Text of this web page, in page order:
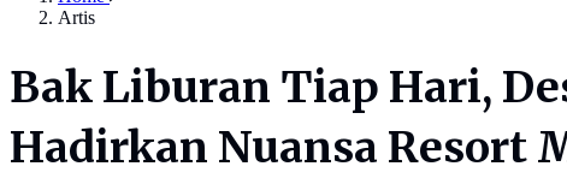
Artis
Bak Liburan Tiap Hari,
Hadirkan Nuansa Resort